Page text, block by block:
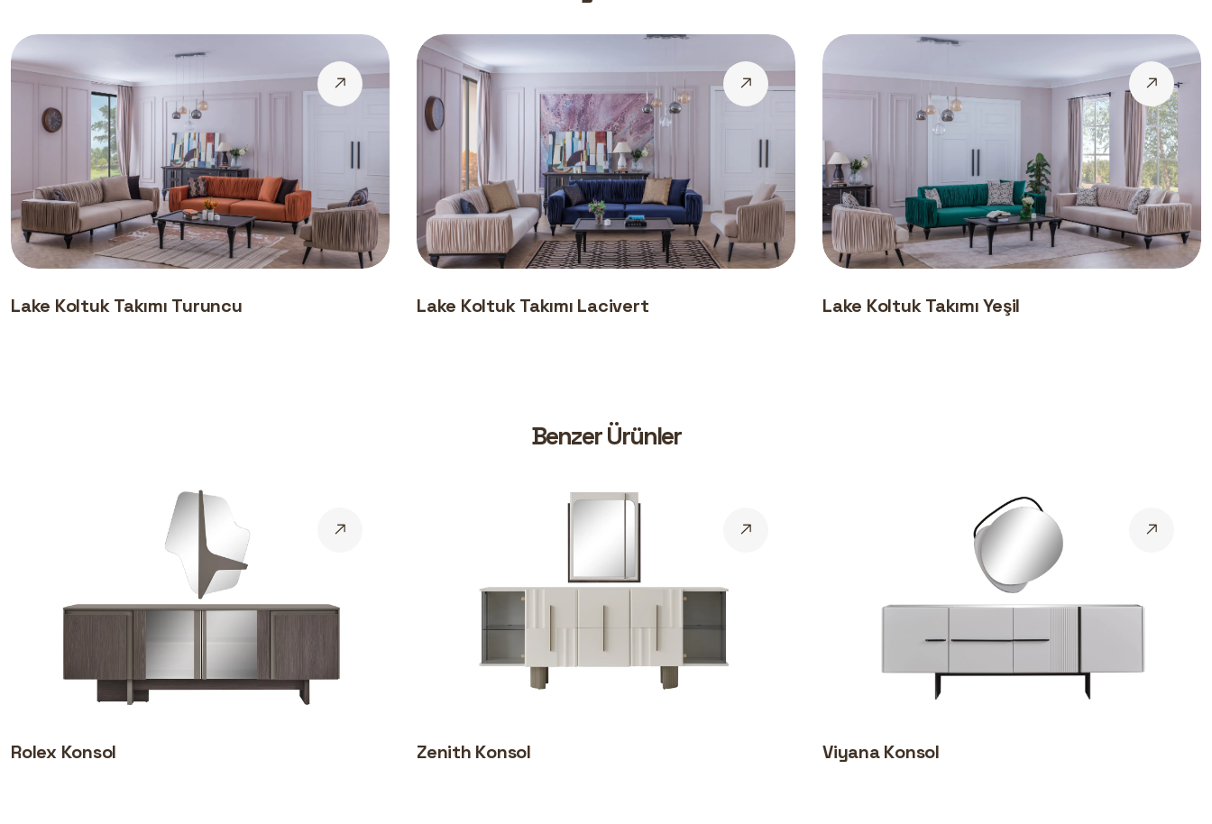
Lake Koltuk Takımı Turuncu Lake Koltuk Takımı Lacivert Lake Koltuk Takımı Yeşil
Benzer Ürünler
Rolex Konsol Zenith Konsol Viyana Konsol